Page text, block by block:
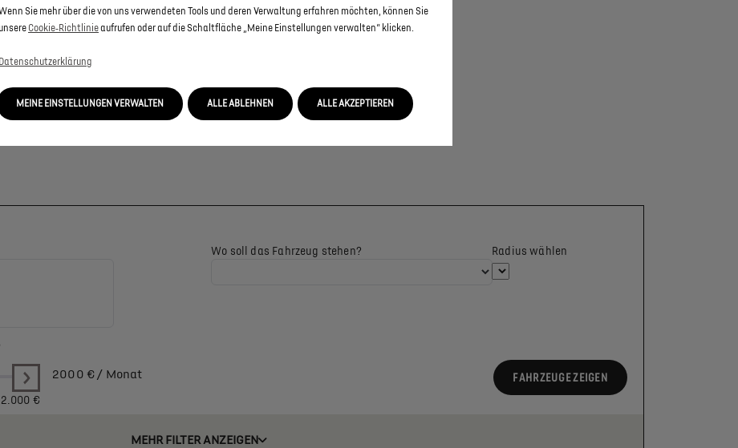
Wo soll das Fahrzeug stehen? Radius wählen
2.000 €
2000 € / Monat FAHRZEUGE ZEIGEN
MEHR FILTER ANZEIGEN
Sie mehr über die von uns verwendeten Tools und deren Verwaltung erfahren möchten, können Sie
unsere Cookie‑Richtlinieaufrufen oder auf die Schaltfläche „Meine Einstellungen verwalten“ klicken.
Datenschutzerklärung
MEINE EINSTELLUNGEN VERWALTEN ALLE AKZEPTIEREN
ALLE ABLEHNEN